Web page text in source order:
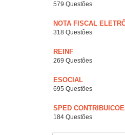
579 Questões
NOTA FISCAL
318 Questões
REINF
269 Questões
ESOCIAL
695 Questões
SPED
184 Questões